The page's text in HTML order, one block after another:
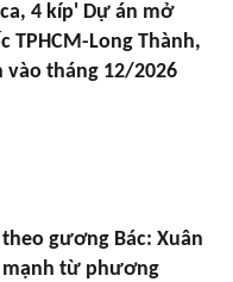
4 kíp' Dự án mở
TPHCM-Long Thành,
vào tháng 12/2026
gương Bác: Xuân
mạnh từ phương